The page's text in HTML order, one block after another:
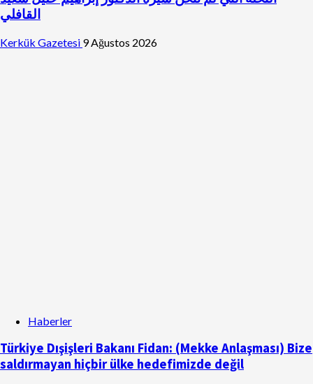
القافلي
Kerkük Gazetesi 9 Ağustos 2026
Haberler
Türkiye Dışişleri Bakanı Fidan: (Mekke Anlaşması) Bize
saldırmayan hiçbir ülke hedefimizde değil